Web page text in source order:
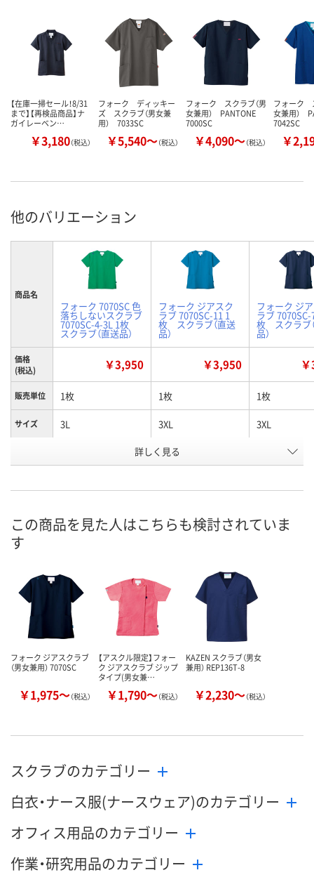
【在庫一掃セール！8/31
まで】【再検品商品】ナ
ガイレーベン…
￥3,180（税込）
フォーク ディッキー
ズ スクラブ（男女兼
用） 7033SC
￥5,540～（税込）
フォーク スクラブ（男
女兼用） PANTONE
7000SC
￥4,090～（税込）
フォーク
女兼用）
7042SC
￥
他のバリエーション
商品名
フォーク 7070SC 色
落ちしないスクラブ
7070SC-4-3L 1枚
スクラブ（直送品）
フォーク ジアスク
ラブ 7070SC-11 1
枚 スクラブ（直送
品）
フォーク ジ
ラブ 7070SC-
枚 スクラブ
品）
価格
(税込)
￥3,950 ￥3,950
販売単位 1枚 1枚 1枚
サイズ 3L 3XL 3XL
ターコイズ ネイビー
号
お届け日
数量
カゴへ カゴへ
詳しく見る
この商品を見た人はこちらも検討されていま
す
フォーク ジアスクラブ
（男女兼用） 7070SC
￥1,975～（税込）
【アスクル限定】フォー
ク ジアスクラブ ジップ
タイプ(男女兼…
￥1,790～（税込）
KAZEN スクラブ（男女
兼用） REP136T-8
￥2,230～（税込）
スクラブのカテゴリー
白衣・ナース服(ナースウェア)のカテゴリー
オフィス用品のカテゴリー
作業・研究用品のカテゴリー